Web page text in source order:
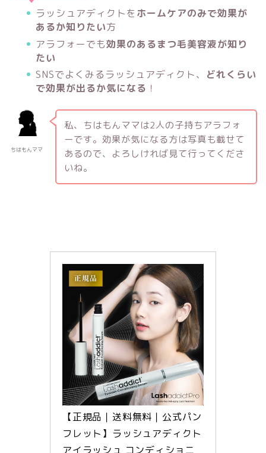
ラッシュアディクトを ホームケアのみで効果が
あるか知りたい方
アラフォーでも効果のあるまつ毛美容液が知り
たい
SNSでよくみるラッシュアディクト、 どれくらい
で効果が出るか気になる ！
ちはもんママ
私、ちはもんママは2人の子持ちアラフォ
ーです。効果が気になる方は写真も載せて
あるので、よろしければ見て行ってくださ
いね。
【正規品｜送料無料｜公式パン
フレット】ラッシュアディクト
アイラッシュ コンディショニ